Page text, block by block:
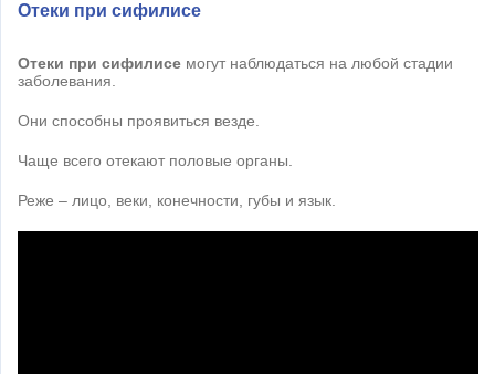
Отеки при сифилисе
Отеки при сифилисе могут наблюдаться на любой стадии
заболевания.
Они способны проявиться везде.
Чаще всего отекают половые органы.
Реже – лицо, веки, конечности, губы и язык.